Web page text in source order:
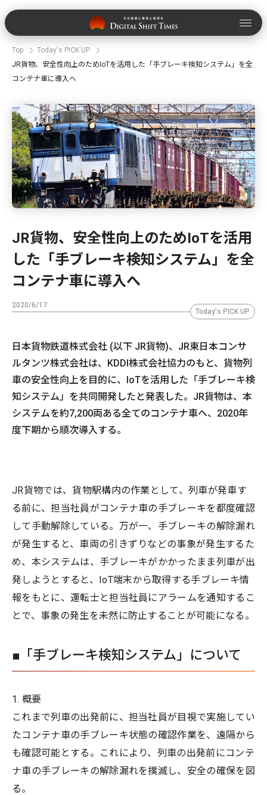
Top
Today's PICK UP
JR貨物、安全性向上のためIoTを活用した「手ブレーキ検知システム」を全
コンテナ車に導入へ
JR貨物、安全性向上のためIoTを活用
した「手ブレーキ検知システム」を全
コンテナ車に導入へ
2020/6/17
Today's PICK UP
日本貨物鉄道株式会社 (以下 JR貨物)、JR東日本コンサ
ルタンツ株式会社は、KDDI株式会社協力のもと、貨物列
車の安全性向上を目的に、IoTを活用した「手ブレーキ検
知システム」を共同開発したと発表した。JR貨物は、本
システムを約7,200両ある全てのコンテナ車へ、2020年
度下期から順次導入する。
JR貨物では、貨物駅構内の作業として、列車が発車す
る前に、担当社員がコンテナ車の手ブレーキを都度確認
して手動解除している。万が一、手ブレーキの解除漏れ
が発生すると、車両の引きずりなどの事象が発生するた
め、本システムは、手ブレーキがかかったまま列車が出
発しようとすると、IoT端末から取得する手ブレーキ情
報をもとに、運転士と担当社員にアラームを通知するこ
とで、事象の発生を未然に防止することが可能になる。
■「手ブレーキ検知システム」について
1. 概要
これまで列車の出発前に、担当社員が目視で実施してい
たコンテナ車の手ブレーキ状態の確認作業を、遠隔から
も確認可能とする。これにより、列車の出発前にコンテ
ナ車の手ブレーキの解除漏れを撲滅し、安全の確保を図
る。